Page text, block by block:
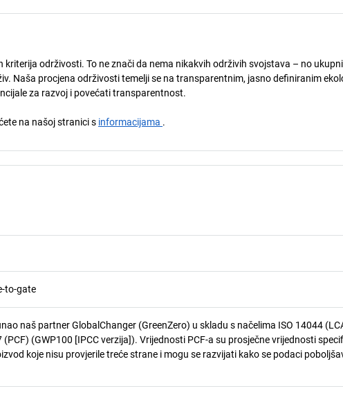
održivosti. To ne znači da nema nikakvih održivih svojstava – no
Naša procjena održivosti temelji se na transparentnim, jasno definiranim
za razvoj i povećati transparentnost.
na našoj stranici s informacijama .
to-gate
naš partner GlobalChanger (GreenZero) u skladu s načelima ISO 14044
(PCF) (GWP100 [IPCC verzija]). Vrijednosti PCF-a su prosječne vrijednosti
koje nisu provjerile treće strane i mogu se razvijati kako se podaci